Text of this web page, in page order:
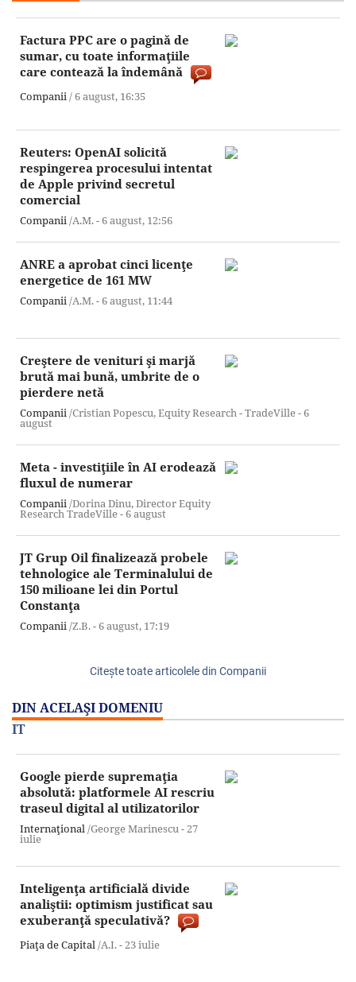
Factura PPC are o pagină de
sumar, cu toate informaţiile
care contează la îndemână
Companii/6 august, 16:35
Reuters: OpenAI solicită
respingerea procesului intentat
de Apple privind secretul
comercial
Companii/A.M. -6 august, 12:56
ANRE a aprobat cinci licenţe
energetice de 161 MW
Companii/A.M. -6 august, 11:44
Creştere de venituri şi marjă
brută mai bună, umbrite de o
pierdere netă
Companii/Cristian Popescu, Equity Research - TradeVille -6
august
Meta - investiţiile în AI erodează
fluxul de numerar
Companii/Dorina Dinu, Director Equity
Research TradeVille -6 august
JT Grup Oil finalizează probele
tehnologice ale Terminalului de
150 milioane lei din Portul
Constanţa
Companii/Z.B. -6 august, 17:19
Citeşte toate articolele din Companii
DIN ACELAŞI DOMENIU
IT
Google pierde supremaţia
absolută: platformele AI rescriu
traseul digital al utilizatorilor
Internaţional/George Marinescu -27
iulie
Inteligenţa artificială divide
analiştii: optimism justificat sau
exuberanţă speculativă?
Piaţa de Capital/A.I. -23 iulie